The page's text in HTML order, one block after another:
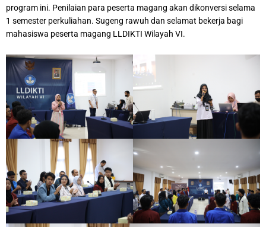
program ini. Penilaian para peserta magang akan dikonversi selama
1 semester perkuliahan. Sugeng rawuh dan selamat bekerja bagi
mahasiswa peserta magang LLDIKTI Wilayah VI.